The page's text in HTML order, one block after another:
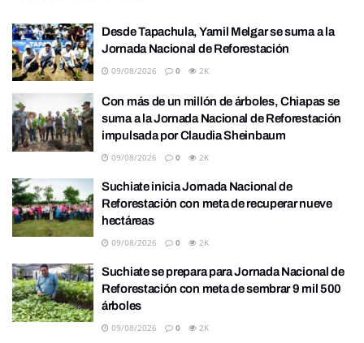
Desde Tapachula, Yamil Melgar se suma a la
Jornada Nacional de Reforestación
09/08/2026 0 2K
Con más de un millón de árboles, Chiapas se
suma a la Jornada Nacional de Reforestación
impulsada por Claudia Sheinbaum
09/08/2026 0 2K
Suchiate inicia Jornada Nacional de
Reforestación con meta de recuperar nueve
hectáreas
09/08/2026 0 2K
Suchiate se prepara para Jornada Nacional de
Reforestación con meta de sembrar 9 mil 500
árboles
09/08/2026 0 2K